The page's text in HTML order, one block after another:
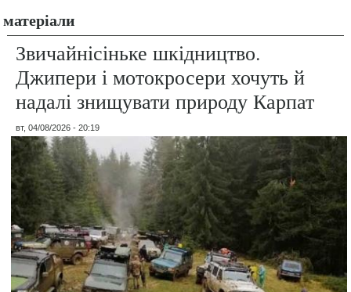
матеріали
Звичайнісіньке шкідництво.
Джипери і мотокросери хочуть й
надалі знищувати природу Карпат
вт, 04/08/2026 - 20:19